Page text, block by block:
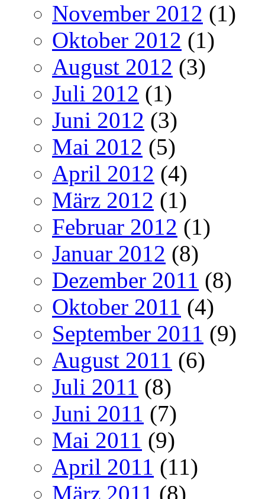
November 2012 (1)
Oktober 2012 (1)
August 2012 (3)
Juli 2012 (1)
Juni 2012 (3)
Mai 2012 (5)
April 2012 (4)
März 2012 (1)
Februar 2012 (1)
Januar 2012 (8)
Dezember 2011 (8)
Oktober 2011 (4)
September 2011 (9)
August 2011 (6)
Juli 2011 (8)
Juni 2011 (7)
Mai 2011 (9)
April 2011 (11)
März 2011 (8)